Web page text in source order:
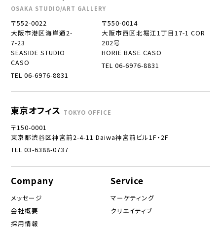
OSAKA STUDIO/ART GALLERY
〒552-0022
大阪市港区海岸通2-
7-23
SEASIDE STUDIO
CASO
TEL 06-6976-8831
〒550-0014
大阪市西区北堀江1丁目17-1 COR
202号
HORIE BASE CASO
TEL 06-6976-8831
東京オフィス TOKYO OFFICE
〒150-0001
東京都渋谷区神宮前2-4-11 Daiwa神宮前ビル1F・2F
TEL 03-6388-0737
Company
メッセージ
会社概要
採用情報
Service
マーケティング
クリエイティブ